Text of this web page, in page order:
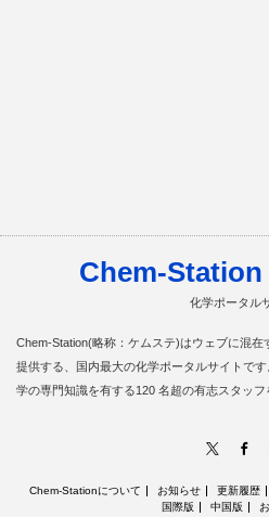
Chem-
化学ポータル
Chem-Station(略称：ケムステ)はウェブに混在
提供する、国内最大の化学ポータルサイトで
学の専門知識を有する120 名超の有志スタッフ
Chem-Stationについて お知らせ 更新履歴
国際版
中国版